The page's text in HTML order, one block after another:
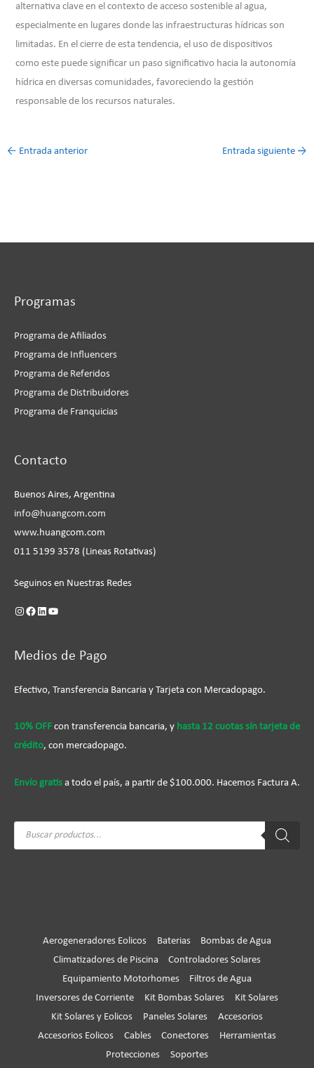
alternativa clave en el contexto de acceso sostenible al agua,
especialmente en lugares donde las infraestructuras hídricas son
limitadas. En el cierre de esta tendencia, el uso de dispositivos
como este puede significar un paso significativo hacia la autonomía
hídrica en diversas comunidades, favoreciendo la gestión
responsable de los recursos naturales.
← Entrada anterior Entrada siguiente →
Programas
Programa de Afiliados
Programa de Influencers
Programa de Referidos
Programa de Distribuidores
Programa de Franquicias
Contacto
Buenos Aires, Argentina
info@huangcom.com
www.huangcom.com
011 5199 3578 (Lineas Rotativas)
Seguinos en Nuestras Redes
Medios de Pago
Efectivo, Transferencia Bancaria y Tarjeta con Mercadopago.
10% OFF con transferencia bancaria, y hasta 12 cuotas sín tarjeta de
crédito, con mercadopago.
Envío gratis a todo el país, a partir de $100.000. Hacemos Factura A.
Búsqueda
Aerogeneradores Eolicos Baterias
Bombas de Agua
Climatizadores de Piscina
Controladores Solares
Equipamiento Motorhomes
Filtros de Agua
Inversores de Corriente
Kit Bombas Solares
Kit Solares
Kit Solares y Eolicos
Paneles Solares
Accesorios
Accesorios Eolicos
Cables Conectores
Herramientas
Protecciones
Soportes